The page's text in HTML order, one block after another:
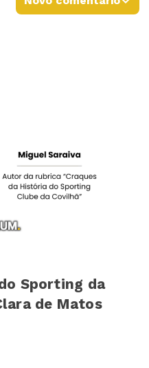
Sporting da
de Matos